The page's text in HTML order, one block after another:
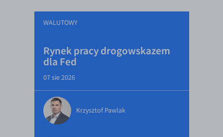
WALUTOWY
Rynek pracy drogowskazem
dla Fed
07 sie 2026
Krzysztof Pawlak